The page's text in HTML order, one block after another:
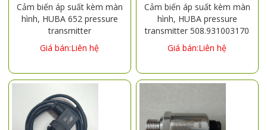
Cảm biến áp suất kèm màn
hình, HUBA 652 pressure
transmitter
652.900100000000 50mbar
Giá bán:Liên hệ
Cảm biến áp suất kèm màn
hình, HUBA pressure
transmitter 508.931003170
with domestic display, 0-
16BAR, 4-20MA
Giá bán:Liên hệ